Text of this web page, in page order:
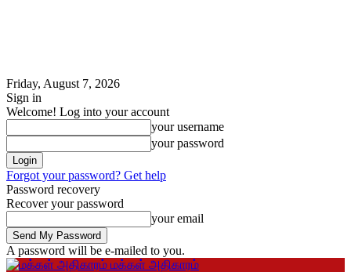
Friday, August 7, 2026
Sign in
Welcome! Log into your account
your username
your password
Forgot your password? Get help
Password recovery
Recover your password
your email
A password will be e-mailed to you.
மக்கள் அதிகாரம்